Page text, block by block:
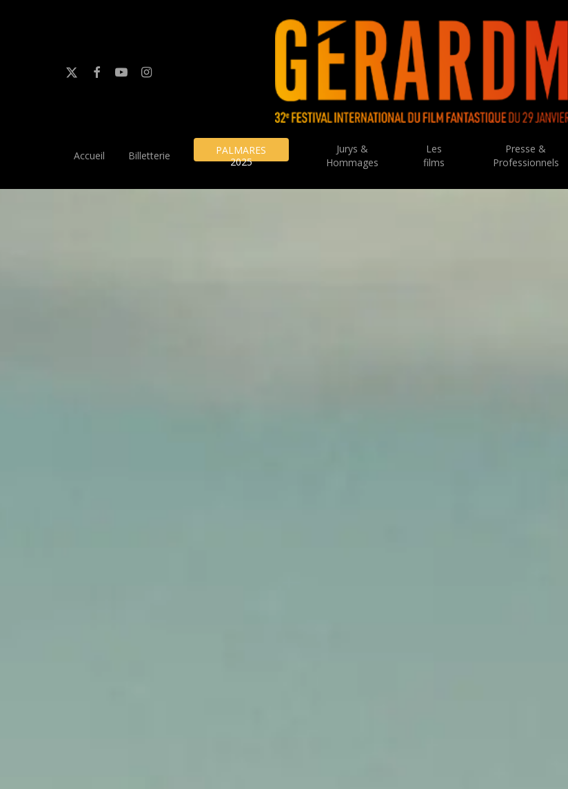
x-
facebookyoutubeinstagram
Accueil Billetterie
PALMARES
2025
Jurys &
Hommages
Les
films
Presse &
Professionnels